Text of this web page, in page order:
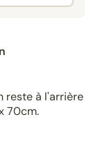
reste à l'arrière
70cm.